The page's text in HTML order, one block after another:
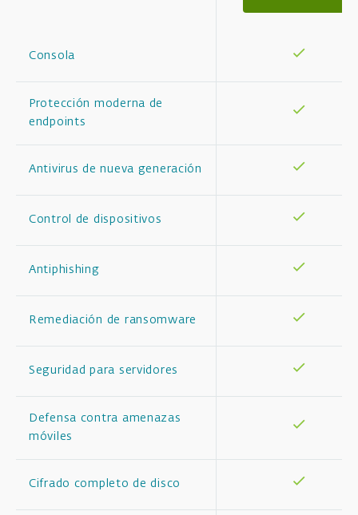
Consola
Protección moderna de
endpoints
Antivirus de nueva generación
Control de dispositivos
Antiphishing
Remediación de ransomware
Seguridad para servidores
Defensa contra amenazas
móviles
Cifrado completo de disco